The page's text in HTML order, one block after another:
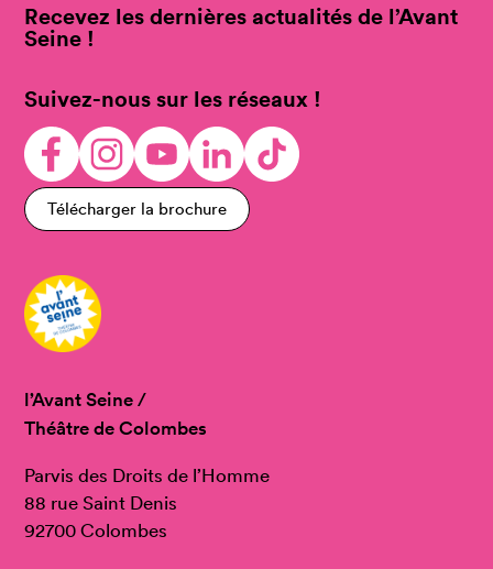
Recevez les dernières actualités de l’Avant
Seine !
Suivez-nous sur les réseaux !
Télécharger la brochure
l’Avant Seine /
Théâtre de Colombes
Parvis des Droits de l’Homme
88 rue Saint Denis
92700 Colombes